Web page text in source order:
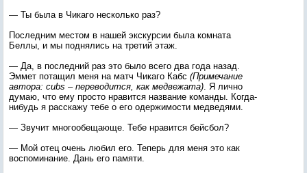
— Ты была в Чикаго несколько раз?
Последним местом в нашей экскурсии была комната
Беллы, и мы поднялись на третий этаж.
— Да, в последний раз это было всего два года назад.
Эммет потащил меня на матч Чикаго Кабс (Примечание
автора: cubs – переводится, как медвежата). Я лично
думаю, что ему просто нравится название команды. Когда-
нибудь я расскажу тебе о его одержимости медведями.
— Звучит многообещающе. Тебе нравится бейсбол?
— Мой отец очень любил его. Теперь для меня это как
воспоминание. Дань его памяти.